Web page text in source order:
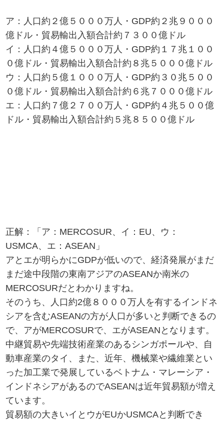
ア：人口約２億５０００万人・GDP約２兆９０００
億ドル・貿易輸出入額合計約７３００億ドル
イ：人口約４億５０００万人・GDP約１７兆１００
０億ドル・貿易輸出入額合計約８兆５０００億ドル
ウ：人口約５億１０００万人・GDP約３０兆５００
０億ドル・貿易輸出入額合計約６兆７０００億ドル
エ：人口約７億２７００万人・GDP約４兆５００億
ドル・貿易輸出入額合計約５兆８５００億ドル
正解：「ア：MERCOSUR、イ：EU、ウ：
USMCA、エ：ASEAN」
アとエが明らかにGDPが低いので、経済発展がまだ
まだ途中段階の東南アジアのASEANか南米の
MERCOSURだとわかりますね。
そのうち、人口約2億８０００万人を有するインドネ
シアを含むASEANの方が人口が多いと判断できるの
で、アがMERCOSURで、エがASEANとなります。
中継貿易や先端技術産業のあるシンガポールや、自
動車産業のタイ、また、近年、機械業や繊維業とい
った加工業で発展しているベトナム・マレーシア・
インドネシアがあるのでASEANは近年貿易額が増え
ています。
貿易額の大きいイとウがEUかUSMCAと判断でき